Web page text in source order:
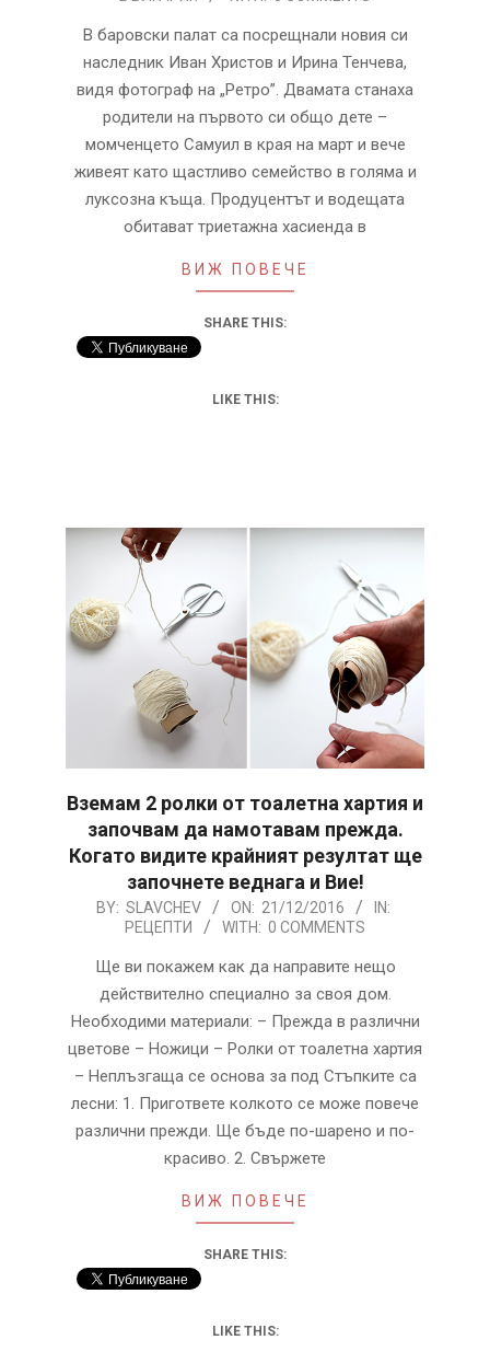
В баровски палат са посрещнали новия си
наследник Иван Христов и Ирина Тенчева,
видя фотограф на „Ретро”. Двамата станаха
родители на първото си общо дете –
момченцето Самуил в края на март и вече
живеят като щастливо семейство в голяма и
луксозна къща. Продуцентът и водещата
обитават триетажна хасиенда в
ВИЖ ПОВЕЧЕ
SHARE THIS:
LIKE THIS:
Вземам 2 ролки от тоалетна хартия и
започвам да намотавам прежда.
Когато видите крайният резултат ще
започнете веднага и Вие!
2016-BY: SLAVCHEV ON: 21/12/2016
IN:
РЕЦЕПТИ
WITH: 0 COMMENTS
Ще ви покажем как да направите нещо
действително специално за своя дом.
Необходими материали: – Прежда в различни
цветове – Ножици – Ролки от тоалетна хартия
– Неплъзгаща се основа за под Стъпките са
лесни: 1. Пригответе колкото се може повече
различни прежди. Ще бъде по-шарено и по-
красиво. 2. Свържете
ВИЖ ПОВЕЧЕ
SHARE THIS:
LIKE THIS: